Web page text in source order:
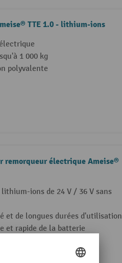
TTE 1.0 - lithium-ions
1 000 kg
polyvalente
remorqueur électrique Ameise®
ions de 24 V / 36 V sans
et de longues durées d'utilisation
et rapide de la batterie